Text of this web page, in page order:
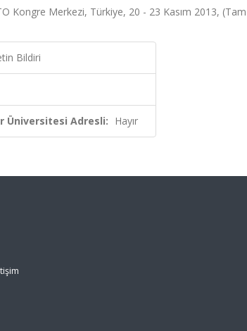
Kongre Merkezi, Türkiye, 20 - 23 Kasım 2013,
Bildiri
Üniversitesi Adresli: Hayır